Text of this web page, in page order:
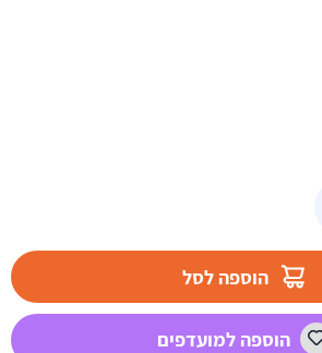
הוספה לסל
הוספה למועדפים